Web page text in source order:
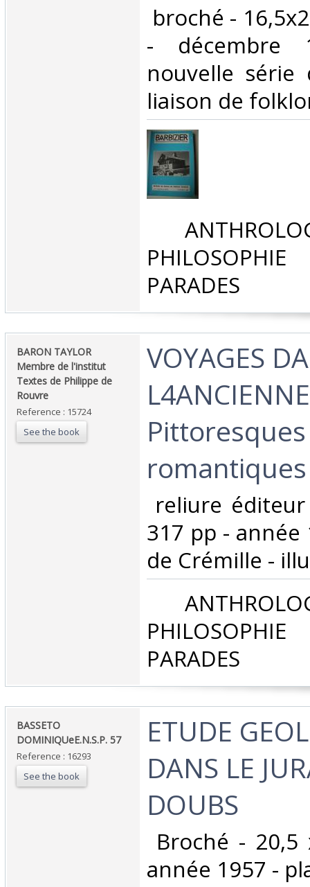
broché -
- décembre
nouvelle
liaison de
PHILOSOPHIE
PARADES‎
‎BARON TAYLOR
Membre de l'institut
Textes de Philippe de
Rouvre ‎
Reference : 15724
See the book
‎VOYAGES
romantiques‎
reliure
317 pp -
de Crémille -
PHILOSOPHIE
PARADES‎
‎BASSETO
DOMINIQUeE.N.S.P. 57‎
Reference : 16293
See the book
‎ETUDE
DANS LE
DOUBS ‎
Broché -
année 1957 -